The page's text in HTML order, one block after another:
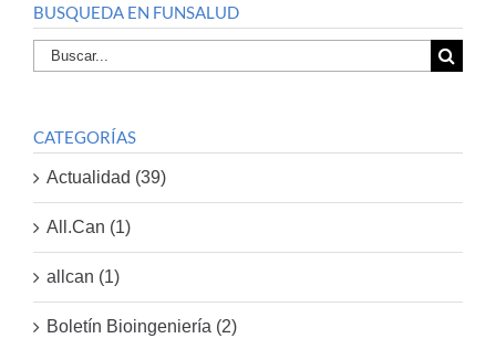
BUSQUEDA EN FUNSALUD
Buscar
por:
CATEGORÍAS
Actualidad (39)
All.Can (1)
allcan (1)
Boletín Bioingeniería (2)